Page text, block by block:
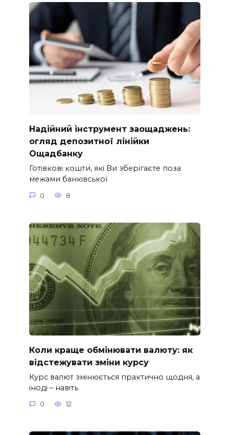
Надійний інструмент заощаджень:
огляд депозитної лінійки
Ощадбанку
Готівкові кошти, які Ви зберігаєте поза
межами банківської
0 8
Коли краще обмінювати валюту: як
відстежувати зміни курсу
Курс валют змінюється практично щодня, а
іноді – навіть
0 12